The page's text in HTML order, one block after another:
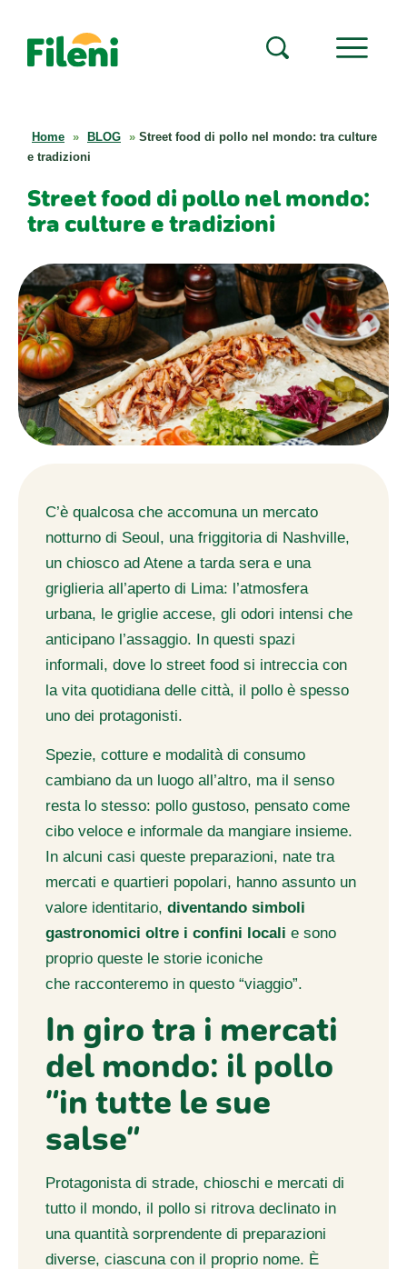
Home » BLOG » Street food di pollo nel mondo: tra culture
e tradizioni
Street food di pollo nel mondo:
tra culture e tradizioni
C’è qualcosa che accomuna un mercato
notturno di Seoul, una friggitoria di Nashville,
un chiosco ad Atene a tarda sera e una
griglieria all’aperto di Lima: l’atmosfera
urbana, le griglie accese, gli odori intensi che
anticipano l’assaggio. In questi spazi
informali, dove lo street food si intreccia con
la vita quotidiana delle città, il pollo è spesso
uno dei protagonisti.
Spezie, cotture e modalità di consumo
cambiano da un luogo all’altro, ma il senso
resta lo stesso: pollo gustoso, pensato come
cibo veloce e informale da mangiare insieme.
In alcuni casi queste preparazioni, nate tra
mercati e quartieri popolari, hanno assunto un
valore identitario, diventando simboli
gastronomici oltre i confini locali e sono
proprio queste le storie iconiche
che racconteremo in questo “viaggio”.
In giro tra i mercati
del mondo: il pollo
“in tutte le sue
salse”
Protagonista di strade, chioschi e mercati di
tutto il mondo, il pollo si ritrova declinato in
una quantità sorprendente di preparazioni
diverse, ciascuna con il proprio nome. È